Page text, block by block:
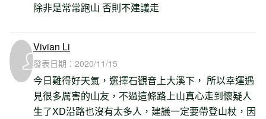
除非是常常跑山 否則不建議走
Vivian Li
發表日期： 2020/11/15
今日難得好天氣，選擇石觀音上大溪下， 所以幸運遇
見很多厲害的山友，不過這條路上山真心走到懷疑人
生了XD沿路也沒有太多人，建議一定要帶登山杖，因